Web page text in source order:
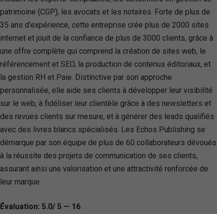
patrimoine (CGP), les avocats et les notaires. Forte de plus de
35 ans d’expérience, cette entreprise crée plus de 2000 sites
internet et jouit de la confiance de plus de 3000 clients, grâce à
une offre complète qui comprend la création de sites web, le
référencement et SEO, la production de contenus éditoriaux, et
la gestion RH et Paie. Distinctive par son approche
personnalisée, elle aide ses clients à développer leur visibilité
sur le web, à fidéliser leur clientèle grâce à des newsletters et
des revues clients sur mesure, et à générer des leads qualifiés
avec des livres blancs spécialisés. Les Echos Publishing se
démarque par son équipe de plus de 60 collaborateurs dévoués
à la réussite des projets de communication de ses clients,
assurant ainsi une valorisation et une attractivité renforcée de
leur marque.
Évaluation: 5.0/ 5 — 16